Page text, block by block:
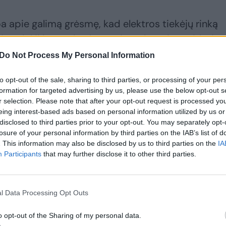
Do Not Process My Personal Information
opt-out of the sale, sharing to third parties, or processing of your
for targeted advertising by us, please use the below opt-out
selection. Please note that after your opt-out request is processed
interest-based ads based on personal information utilized by us
to third parties prior to your opt-out. You may separately
of your personal information by third parties on the IAB’s list of
This information may also be disclosed by us to third parties on the
Participants that may further disclose it to other third parties.
Data Processing Opt Outs
opt-out of the Sharing of my personal data.
apie galimą grėsmę, kad elektros tiekėjų rinką
todėl ji bus nekonkurencinga, ir ragina atidėti
etapą bei nuo naujų metų toliau ir labiau
gyventojams.
Energija“ veiksmus reikalavusi ir Vyriausybės
apie galimą interpeliaciją energetikos
reakcijas ir įvykius, kilusius šiam
negali atlaikyti rekordinių kainų šuolių elektros
sutartis.